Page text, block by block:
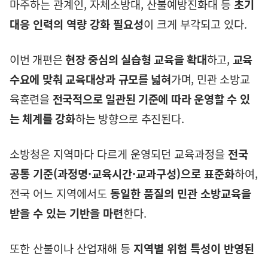
마주하는 관계인, 자체소방대, 산불예방진화대 등초기
대응 인력의 역량 강화 필요성이 크게 부각되고 있다.
이번 개편은현장 중심의 실습형 교육을 확대하고, 교육
수요에 맞춰 교육대상과 규모를 넓혀가며, 민관 소방교
육훈련을 전국적으로 일관된 기준에 따라 운영할 수 있
는 체계를 강화하는 방향으로 추진된다.
소방청은 지역마다 다르게 운영되던 교육과정을 전국
공통 기준(과정명·교육시간·교과구성)으로 표준화하여,
전국 어느 지역에서도동일한 품질의 민관 소방교육을
받을 수 있는 기반을 마련한다.
또한 산불이나 산업재해 등지역별 위험 특성이 반영된